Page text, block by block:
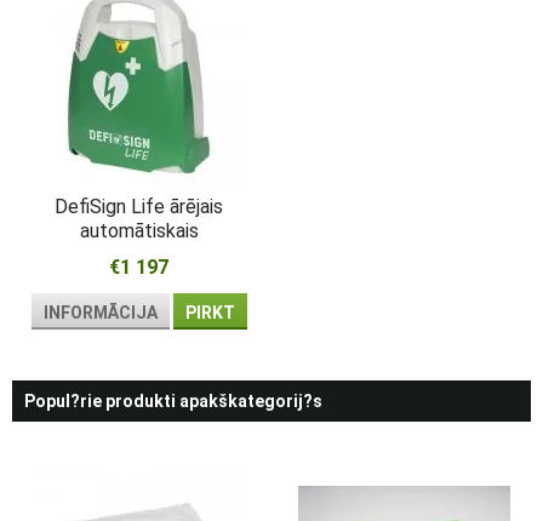
DefiSign Life ārējais
automātiskais
defibrilators
€1 197
INFORMĀCIJA PIRKT
Popul?rie produkti apakškategorij?s